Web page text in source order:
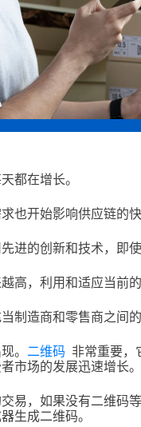
都在增长。
也开始影响供应链的快
进的创新和技术，即
高，利用和适应当前
制造商和零售商之间
。 二维码 非常重要，
市场的发展迅速增长。
易，如果没有二维码
生成二维码。